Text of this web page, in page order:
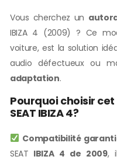
Vous cherchez un
IBIZA 4 (2009) ? Ce
voiture, est la solution
audio défectueux ou
adaptation.
Pourquoi choisir
SEAT IBIZA 4?
Compatibilité
SEAT IBIZA 4 de 2009,